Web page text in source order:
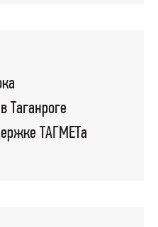
Таганроге
ТАГМЕТа